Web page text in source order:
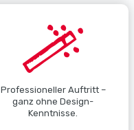
Professioneller Auftritt –
ganz ohne Design-
Kenntnisse.